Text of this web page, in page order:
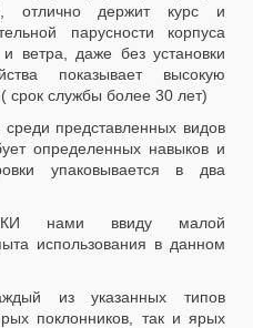
отлично держит курс и
парусности корпуса
ветра, даже без установки
показывает высокую
срок службы более 30 лет)
представленных видов
определенных навыков и
упаковывается в два
нами ввиду малой
использования в данном
из указанных типов
поклонников, так и ярых